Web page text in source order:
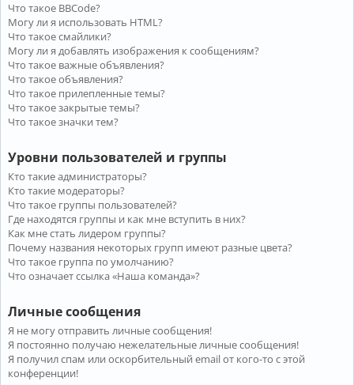
Что такое BBCode?
Могу ли я использовать HTML?
Что такое смайлики?
Могу ли я добавлять изображения к сообщениям?
Что такое важные объявления?
Что такое объявления?
Что такое прилепленные темы?
Что такое закрытые темы?
Что такое значки тем?
Уровни пользователей и группы
Кто такие администраторы?
Кто такие модераторы?
Что такое группы пользователей?
Где находятся группы и как мне вступить в них?
Как мне стать лидером группы?
Почему названия некоторых групп имеют разные цвета?
Что такое группа по умолчанию?
Что означает ссылка «Наша команда»?
Личные сообщения
Я не могу отправить личные сообщения!
Я постоянно получаю нежелательные личные сообщения!
Я получил спам или оскорбительный email от кого-то с этой
конференции!